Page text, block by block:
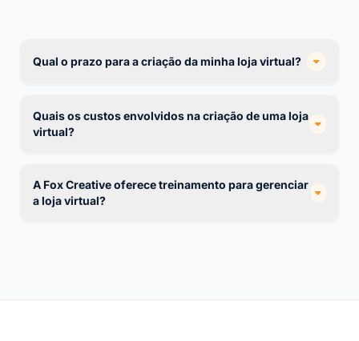
Qual o prazo para a criação da minha loja virtual?
Quais os custos envolvidos na criação de uma loja
virtual?
A Fox Creative oferece treinamento para gerenciar
a loja virtual?